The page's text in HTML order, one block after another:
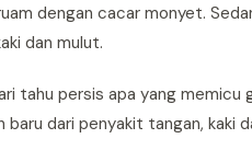
dengan cacar monyet.
dan mulut.
tahu persis apa yang memicu
baru dari penyakit tangan, kaki